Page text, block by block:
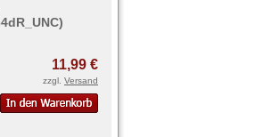
11,99 €
zzgl. Versand